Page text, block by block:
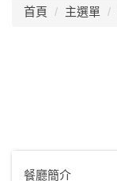
首頁 主選單
餐廳簡介